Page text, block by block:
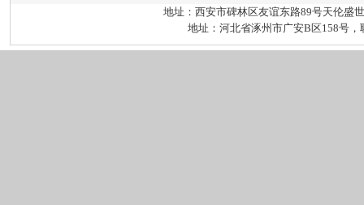
地址：西安市碑林区友谊东路89号天伦盛
地址：河北省涿州市广安B区158号